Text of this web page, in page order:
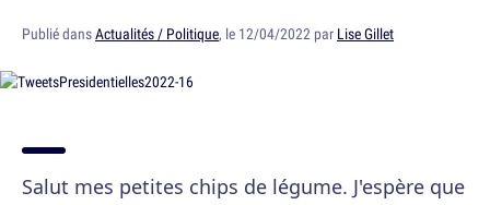
Publié dansActualités / Politique, le 12/04/2022 par Lise Gillet
Salut mes petites chips de légume. J'espère que